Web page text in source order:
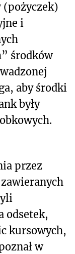
(pożyczek)
i
środków
aby środki
były
przez
odsetek,
kursowych,
w